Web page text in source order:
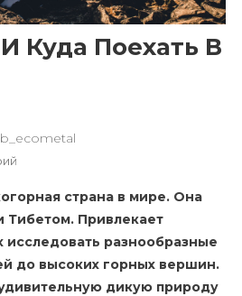
Куда Поехать В
К
Как
И
Куда
Поехать
В
страна в мире. Она
Тибетом. Привлекает
разнообразные
до высоких горных вершин.
дикую природу